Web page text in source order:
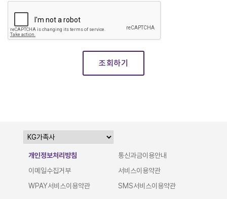
문화상품권 : 컬처랜드
ID
스마트문상 : 상품권
PIN번호
조회하기
개인정보처리방침
통신과금이용안내
이메일수집거부
서비스이용약관
WPAY서비스이용약관
SMS서비스이용약관